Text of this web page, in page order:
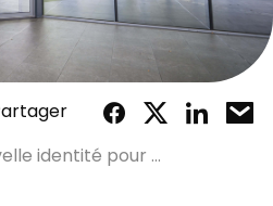
identité pour ...